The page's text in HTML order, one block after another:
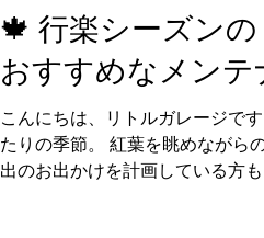
🍁 行楽シーズン
おすすめなメンテ
こんにちは、リトルガレージで
たりの季節。 紅葉を眺めながら
出のお出かけを計画している方